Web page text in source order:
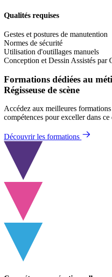
Qualités requises
Gestes et postures de manutention
Normes de sécurité
Utilisation d'outillages manuels
Conception et Dessin Assistés
Formations dédiées au
Régisseuse de scène
Accédez aux meilleures
compétences pour exceller dans ce
Découvrir les formations